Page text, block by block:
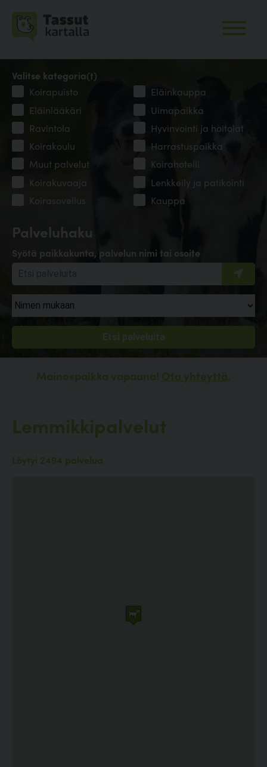
Palveluhaku
Syötä paikkakunta, palvelun nimi tai osoite
Valitse kategoria(t)
Koirapuisto
Eläinkauppa
Eläinlääkäri
Uimapaikka
Ravintola
Hyvinvointi ja hoitolat
Koirakoulu
Harrastuspaikka
Muut palvelut
Koirahotelli
Koirakuvaaja
Lenkkeily ja patikointi
Koirasovellus
Kauppa
Mainospaikka vapaana! Ota yhteyttä.
Lemmikkipalvelut
Löytyi 2494 palvelua